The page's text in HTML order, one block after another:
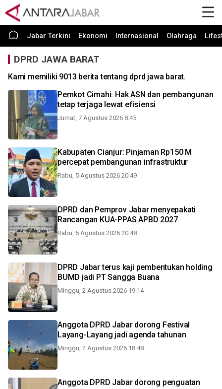
Jabar Terkini Ekonomi Internasional Olahraga
DPRD JAWA BARAT
Kami memiliki 9013 berita tentang dprd jawa barat.
Pemkot Cimahi: Hak ASN dan pembangunan
tetap terjaga lewat efisiensi
Jumat, 7 Agustus 2026 8:45
Kabupaten Cianjur: Pinjaman Rp150 M
percepat pembangunan infrastruktur
Rabu, 5 Agustus 2026 20:49
DPRD dan Pemprov Jabar menyepakati
Rancangan KUA-PPAS APBD 2027
Rabu, 5 Agustus 2026 20:48
DPRD Jabar terus kaji pembentukan holding
BUMD jadi PT Sangga Buana
Minggu, 2 Agustus 2026 19:14
Anggota DPRD Jabar dorong Festival
Layang-Layang jadi agenda tahunan
Minggu, 2 Agustus 2026 18:48
Anggota DPRD Jabar dorong penguatan